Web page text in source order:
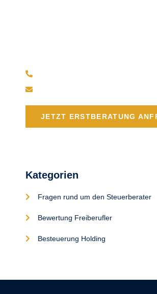
JETZT ERSTBERATUNG
Kategorien
Fragen rund um den Steuerberater
Bewertung Freiberufler
Besteuerung Holding